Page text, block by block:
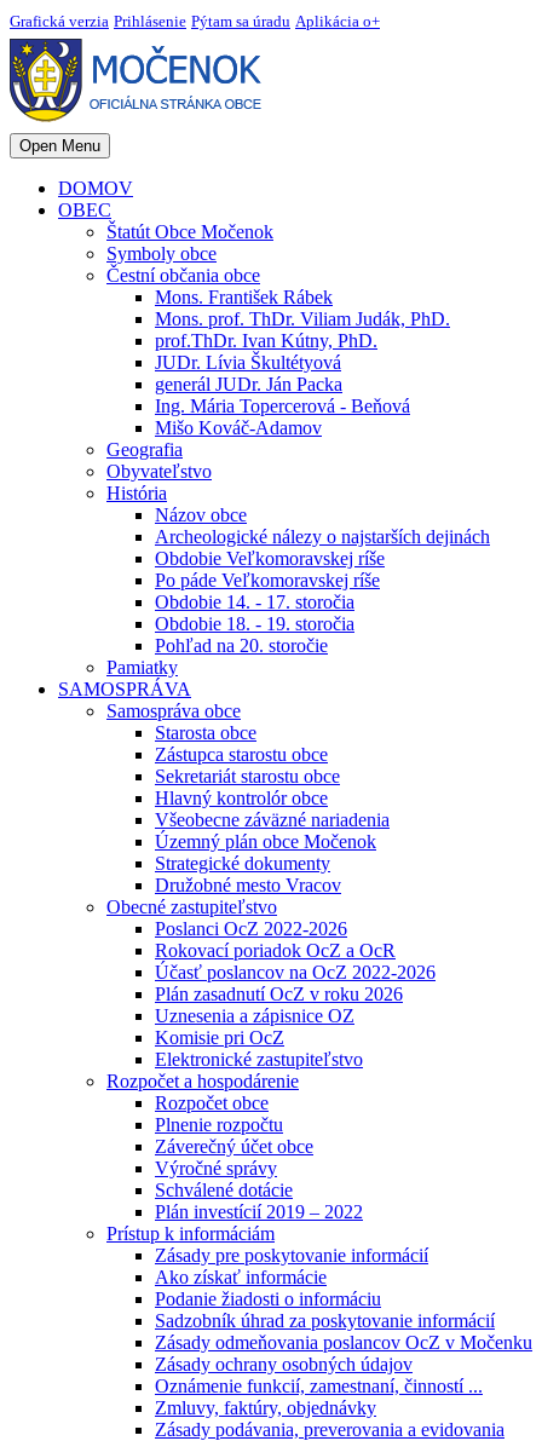
Grafická verzia Prihlásenie Pýtam sa úradu Aplikácia o+
Open Menu
DOMOV
OBEC
Štatút Obce Močenok
Symboly obce
Čestní občania obce
Mons. František Rábek
Mons. prof. ThDr. Viliam Judák, PhD.
prof.ThDr. Ivan Kútny, PhD.
JUDr. Lívia Škultétyová
generál JUDr. Ján Packa
Ing. Mária Topercerová - Beňová
Mišo Kováč-Adamov
Geografia
Obyvateľstvo
História
Názov obce
Archeologické nálezy o najstarších dejinách
Obdobie Veľkomoravskej ríše
Po páde Veľkomoravskej ríše
Obdobie 14. - 17. storočia
Obdobie 18. - 19. storočia
Pohľad na 20. storočie
Pamiatky
SAMOSPRÁVA
Samospráva obce
Starosta obce
Zástupca starostu obce
Sekretariát starostu obce
Hlavný kontrolór obce
Všeobecne záväzné nariadenia
Územný plán obce Močenok
Strategické dokumenty
Družobné mesto Vracov
Obecné zastupiteľstvo
Poslanci OcZ 2022-2026
Rokovací poriadok OcZ a OcR
Účasť poslancov na OcZ 2022-2026
Plán zasadnutí OcZ v roku 2026
Uznesenia a zápisnice OZ
Komisie pri OcZ
Elektronické zastupiteľstvo
Rozpočet a hospodárenie
Rozpočet obce
Plnenie rozpočtu
Záverečný účet obce
Výročné správy
Schválené dotácie
Plán investícií 2019 – 2022
Prístup k informáciám
Zásady pre poskytovanie informácií
Ako získať informácie
Podanie žiadosti o informáciu
Sadzobník úhrad za poskytovanie informácií
Zásady odmeňovania poslancov OcZ v Močenku
Zásady ochrany osobných údajov
Oznámenie funkcií, zamestnaní, činností ...
Zmluvy, faktúry, objednávky
Zásady podávania, preverovania a evidovania